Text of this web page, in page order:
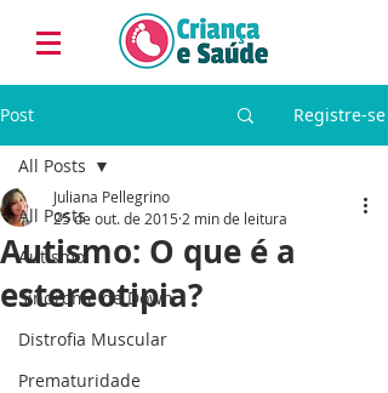
Post Registre-se
All Posts
Autismo
Síndrome de Down
Distrofia Muscular
Prematuridade
All Posts
Autismo: O que é a
estereotipia?
Juliana Pellegrino
25 de out. de 2015 2 min de leitura